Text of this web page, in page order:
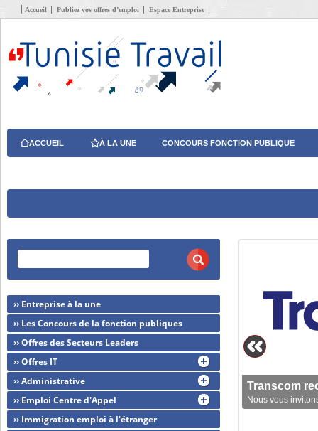
Accueil Publiez vos offres d’emploi Espace Entreprise
ACCUEIL À LA UNE CONCOURS FONCTION PUBLIQUE
Transcom
Nous vous
›› Entreprise à la une
›› Les Concours de la fonction publiques
›› Offres des Secteurs Leaders
›› Offres IT
›› Administrative
›› Emploi Centre d'Appel
›› Immigration emploi à l'étranger